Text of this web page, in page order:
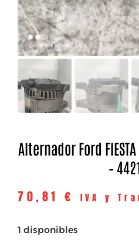
Alternador Ford
–
70,81 € IVA y
1 disponibles